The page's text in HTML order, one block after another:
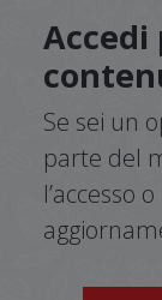
Accedi
Se sei un
parte del
l’accesso